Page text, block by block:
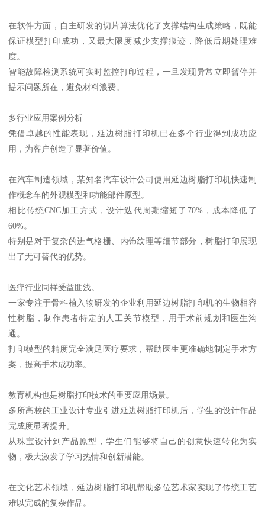
在软件方面，自主研发的切片算法优化了支撑结构生成策略，既能
保证模型打印成功，又最大限度减少支撑痕迹，降低后期处理难
度。
智能故障检测系统可实时监控打印过程，一旦发现异常立即暂停并
提示问题所在，避免材料浪费。
多行业应用案例分析
凭借卓越的性能表现，延边树脂打印机已在多个行业得到成功应
用，为客户创造了显著价值。
在汽车制造领域，某知名汽车设计公司使用延边树脂打印机快速制
作概念车的外观模型和功能部件原型。
相比传统CNC加工方式，设计迭代周期缩短了70%，成本降低了
60%。
特别是对于复杂的进气格栅、内饰纹理等细节部分，树脂打印展现
出了无可替代的优势。
医疗行业同样受益匪浅。
一家专注于骨科植入物研发的企业利用延边树脂打印机的生物相容
性树脂，制作患者特定的人工关节模型，用于术前规划和医生沟
通。
打印模型的精度完全满足医疗要求，帮助医生更准确地制定手术方
案，提高手术成功率。
教育机构也是树脂打印技术的重要应用场景。
多所高校的工业设计专业引进延边树脂打印机后，学生的设计作品
完成度显著提升。
从珠宝设计到产品原型，学生们能够将自己的创意快速转化为实
物，极大激发了学习热情和创新潜能。
在文化艺术领域，延边树脂打印机帮助多位艺术家实现了传统工艺
难以完成的复杂作品。